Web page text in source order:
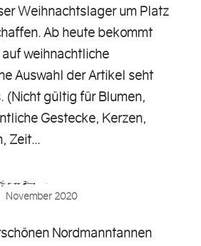
Weihnachtslager um Platz
Ab heute bekommt
auf weihnachtliche
Auswahl der Artikel seht
(Nicht gültig für Blumen,
Gestecke, Kerzen,
Zeit...
für ein neues Zuhause….
November 2020
Nordmanntannen